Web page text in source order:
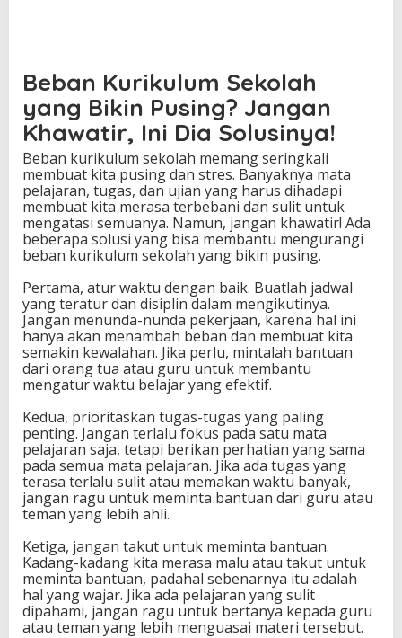
Beban Kurikulum Sekolah
yang Bikin Pusing? Jangan
Khawatir, Ini Dia Solusinya!
Beban kurikulum sekolah memang seringkali
membuat kita pusing dan stres. Banyaknya mata
pelajaran, tugas, dan ujian yang harus dihadapi
membuat kita merasa terbebani dan sulit untuk
mengatasi semuanya. Namun, jangan khawatir! Ada
beberapa solusi yang bisa membantu mengurangi
beban kurikulum sekolah yang bikin pusing.
Pertama, atur waktu dengan baik. Buatlah jadwal
yang teratur dan disiplin dalam mengikutinya.
Jangan menunda-nunda pekerjaan, karena hal ini
hanya akan menambah beban dan membuat kita
semakin kewalahan. Jika perlu, mintalah bantuan
dari orang tua atau guru untuk membantu
mengatur waktu belajar yang efektif.
Kedua, prioritaskan tugas-tugas yang paling
penting. Jangan terlalu fokus pada satu mata
pelajaran saja, tetapi berikan perhatian yang sama
pada semua mata pelajaran. Jika ada tugas yang
terasa terlalu sulit atau memakan waktu banyak,
jangan ragu untuk meminta bantuan dari guru atau
teman yang lebih ahli.
Ketiga, jangan takut untuk meminta bantuan.
Kadang-kadang kita merasa malu atau takut untuk
meminta bantuan, padahal sebenarnya itu adalah
hal yang wajar. Jika ada pelajaran yang sulit
dipahami, jangan ragu untuk bertanya kepada guru
atau teman yang lebih menguasai materi tersebut.